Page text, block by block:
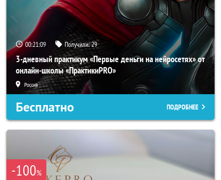
00:21:06 Получили:29
3-дневный практикум «Первые деньги на нейросетях» от
онлайн-школы «ПрактикиPRO»
Россия
Бесплатно ПОДРОБНЕЕ
-100%